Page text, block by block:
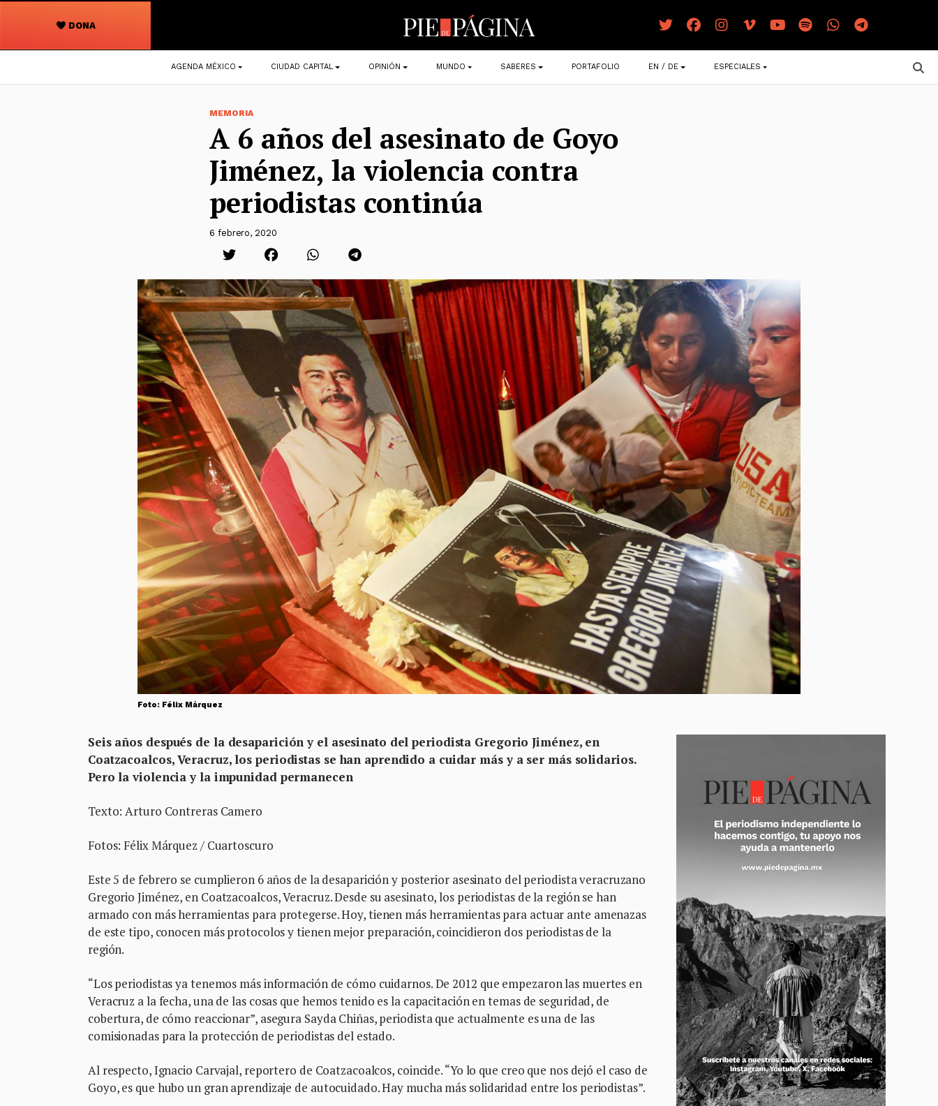
DONA
Navegación
principal
AGENDA MÉXICO CIUDAD CAPITAL OPINIÓN MUNDO SABERES PORTAFOLIO EN / DE ESPECIALES
MEMORIA
A 6 años del asesinato de Goyo
Jiménez, la violencia contra
periodistas continúa
6 febrero, 2020
Foto: Félix Márquez
Seis años después de la desaparición y el asesinato del periodista Gregorio Jiménez, en
Coatzacoalcos, Veracruz, los periodistas se han aprendido a cuidar más y a ser más solidarios.
Pero la violencia y la impunidad permanecen
Texto: Arturo Contreras Camero
Fotos: Félix Márquez / Cuartoscuro
Este 5 de febrero se cumplieron 6 años de la desaparición y posterior asesinato del periodista veracruzano
Gregorio Jiménez, en Coatzacoalcos, Veracruz. Desde su asesinato, los periodistas de la región se han
armado con más herramientas para protegerse. Hoy, tienen más herramientas para actuar ante amenazas
de este tipo, conocen más protocolos y tienen mejor preparación, coincidieron dos periodistas de la
región.
“Los periodistas ya tenemos más información de cómo cuidarnos. De 2012 que empezaron las muertes en
Veracruz a la fecha, una de las cosas que hemos tenido es la capacitación en temas de seguridad, de
cobertura, de cómo reaccionar”, asegura Sayda Chiñas, periodista que actualmente es una de las
comisionadas para la protección de periodistas del estado.
Al respecto, Ignacio Carvajal, reportero de Coatzacoalcos, coincide. “Yo lo que creo que nos dejó el caso de
Goyo, es que hubo un gran aprendizaje de autocuidado. Hay mucha más solidaridad entre los periodistas”.